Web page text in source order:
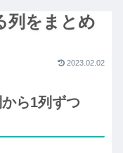
列をまとめ
2023.02.02
ら1列ずつ